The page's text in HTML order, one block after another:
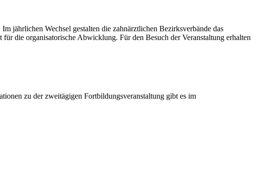
jährlichen Wechsel gestalten die zahnärztlichen Bezirksverbände das
die organisatorische Abwicklung. Für den Besuch der Veranstaltung erhalten
zu der zweitägigen Fortbildungsveranstaltung gibt es im